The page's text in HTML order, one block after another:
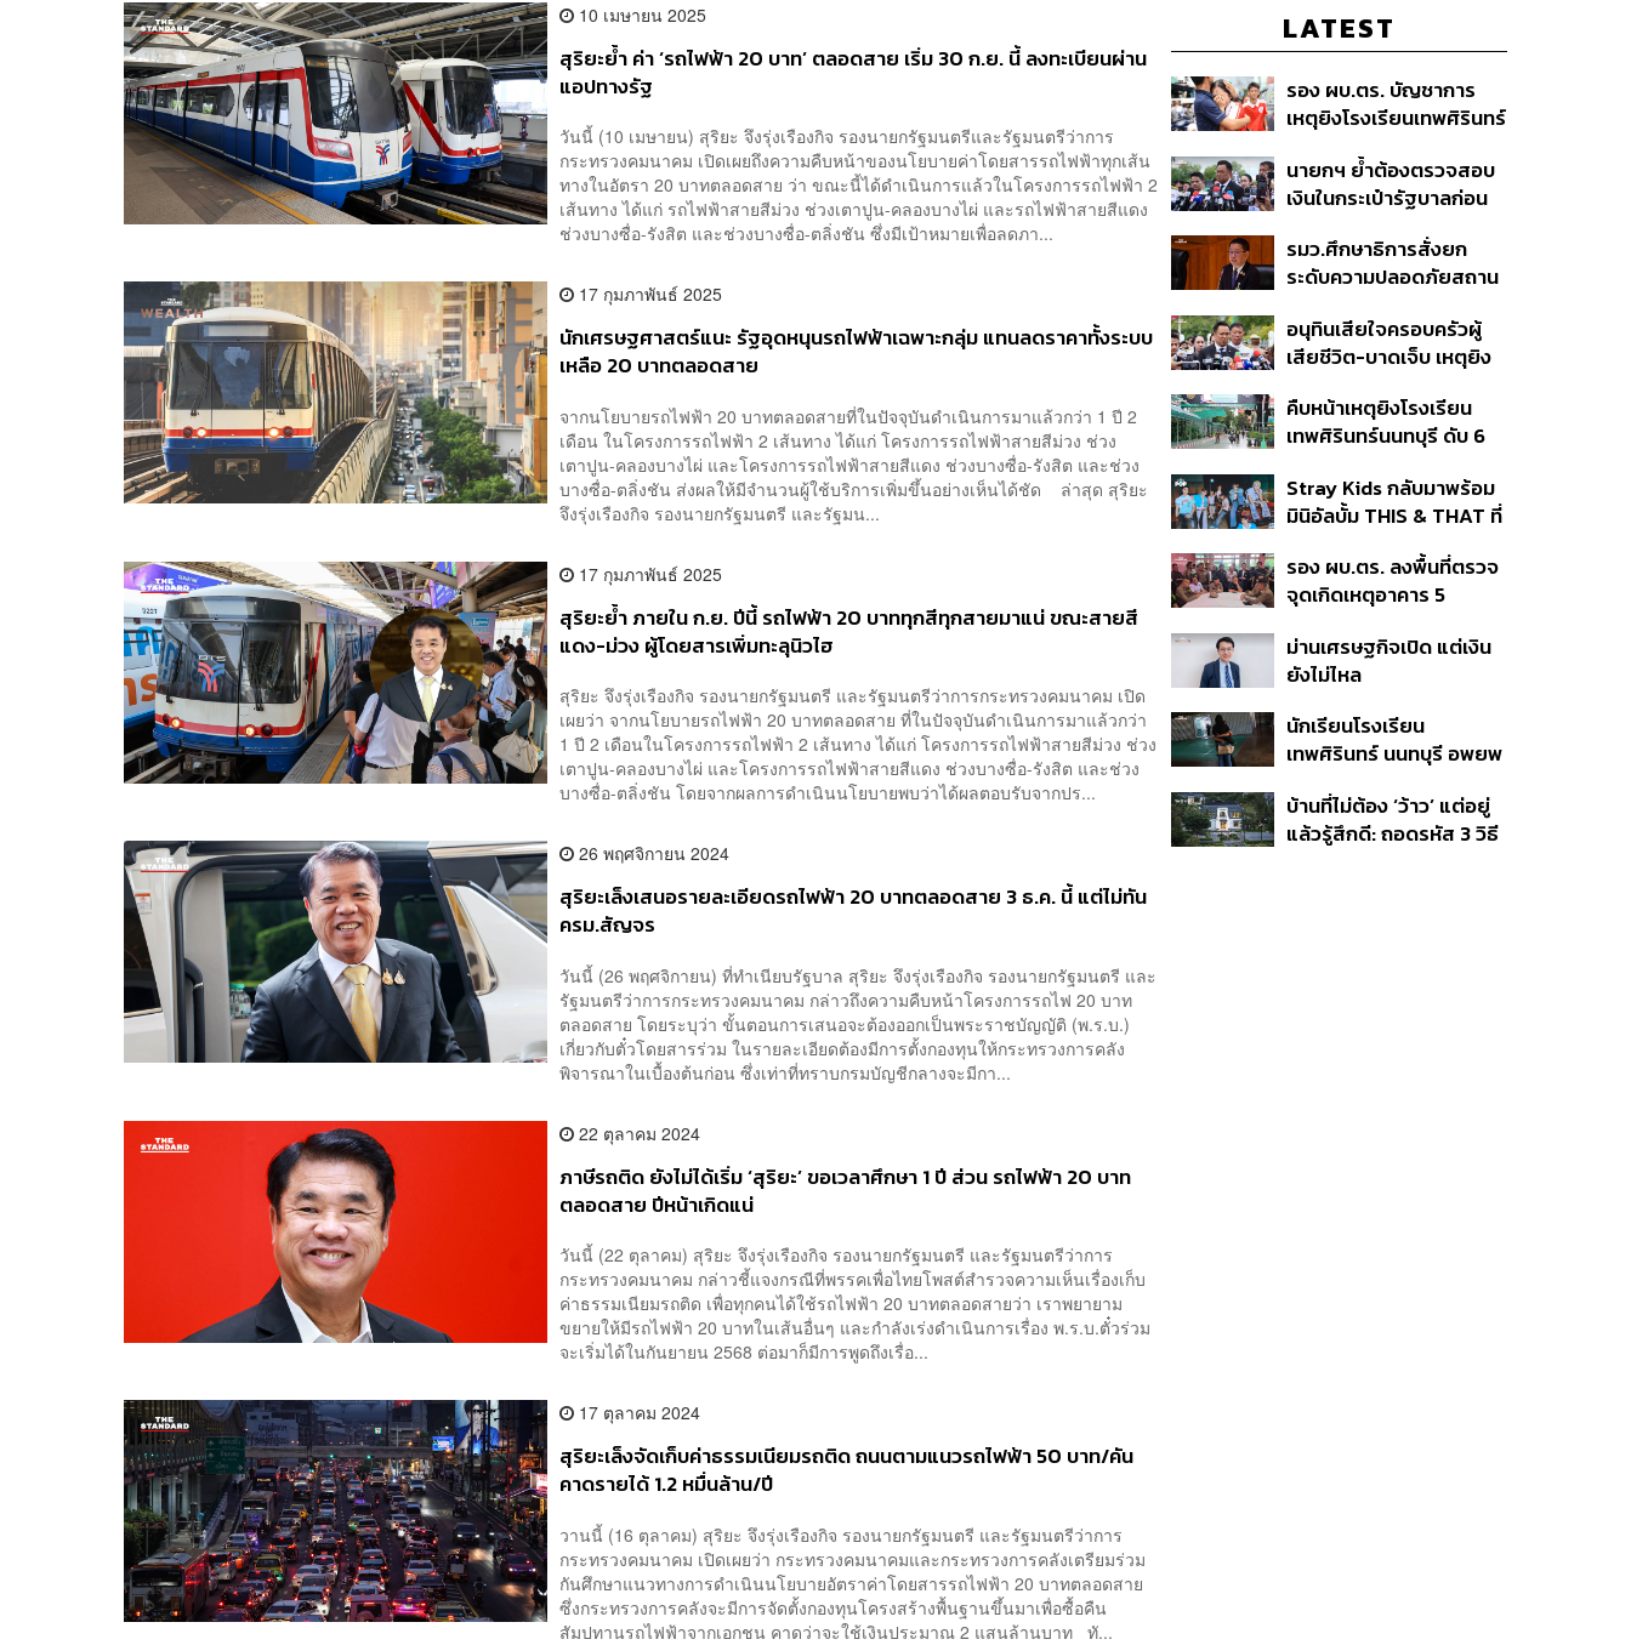
10 เมษายน 2025
สุริยะย้ำ ค่า ‘รถไฟฟ้า 20 บาท’ ตลอดสาย เริ่ม 30 ก.ย. นี้ ลงทะเบียนผ่าน
แอปทางรัฐ
วันนี้ (10 เมษายน) สุริยะ จึงรุ่งเรืองกิจ รองนายกรัฐมนตรีและรัฐมนตรีว่าการ
กระทรวงคมนาคม เปิดเผยถึงความคืบหน้าของนโยบายค่าโดยสารรถไฟฟ้าทุกเส้น
ทางในอัตรา 20 บาทตลอดสาย ว่า ขณะนี้ได้ดำเนินการแล้วในโครงการรถไฟฟ้า 2
เส้นทาง ได้แก่ รถไฟฟ้าสายสีม่วง ช่วงเตาปูน-คลองบางไผ่ และรถไฟฟ้าสายสีแดง
ช่วงบางซื่อ-รังสิต และช่วงบางซื่อ-ตลิ่งชัน ซึ่งมีเป้าหมายเพื่อลดภา...
17 กุมภาพันธ์ 2025
นักเศรษฐศาสตร์แนะ รัฐอุดหนุนรถไฟฟ้าเฉพาะกลุ่ม แทนลดราคาทั้งระบบ
เหลือ 20 บาทตลอดสาย
จากนโยบายรถไฟฟ้า 20 บาทตลอดสายที่ในปัจจุบันดำเนินการมาแล้วกว่า 1 ปี 2
เดือน ในโครงการรถไฟฟ้า 2 เส้นทาง ได้แก่ โครงการรถไฟฟ้าสายสีม่วง ช่วง
เตาปูน-คลองบางไผ่ และโครงการรถไฟฟ้าสายสีแดง ช่วงบางซื่อ-รังสิต และช่วง
บางซื่อ-ตลิ่งชัน ส่งผลให้มีจำนวนผู้ใช้บริการเพิ่มขึ้นอย่างเห็นได้ชัด ล่าสุด สุริยะ
จึงรุ่งเรืองกิจ รองนายกรัฐมนตรี และรัฐมน...
17 กุมภาพันธ์ 2025
สุริยะย้ำ ภายใน ก.ย. ปีนี้ รถไฟฟ้า 20 บาททุกสีทุกสายมาแน่ ขณะสายสี
แดง-ม่วง ผู้โดยสารเพิ่มทะลุนิวไฮ
สุริยะ จึงรุ่งเรืองกิจ รองนายกรัฐมนตรี และรัฐมนตรีว่าการกระทรวงคมนาคม เปิด
เผยว่า จากนโยบายรถไฟฟ้า 20 บาทตลอดสาย ที่ในปัจจุบันดำเนินการมาแล้วกว่า
1 ปี 2 เดือนในโครงการรถไฟฟ้า 2 เส้นทาง ได้แก่ โครงการรถไฟฟ้าสายสีม่วง ช่วง
เตาปูน-คลองบางไผ่ และโครงการรถไฟฟ้าสายสีแดง ช่วงบางซื่อ-รังสิต และช่วง
บางซื่อ-ตลิ่งชัน โดยจากผลการดำเนินนโยบายพบว่าได้ผลตอบรับจากปร...
26 พฤศจิกายน 2024
สุริยะเล็งเสนอรายละเอียดรถไฟฟ้า 20 บาทตลอดสาย 3 ธ.ค. นี้ แต่ไม่ทัน
ครม.สัญจร
วันนี้ (26 พฤศจิกายน) ที่ทำเนียบรัฐบาล สุริยะ​ จึงรุ่งเรืองกิจ รองนายกรัฐมนตรี และ
รัฐมนตรีว่าการกระทรวงคมนาคม กล่าวถึงความคืบหน้าโครงการรถไฟ 20 บาท
ตลอดสาย​ โดยระบุ​ว่า ขั้นตอนการเสนอจะต้องออกเป็นพระราชบัญญัติ​ (พ.ร.บ.)
เกี่ยวกับ​ตั๋วโดยสารร่วม​ ในรายละเอียดต้องมีการตั้งกองทุนให้กระทรวงการคลัง
พิจารณาในเบื้องต้นก่อน ซึ่งเท่าที่ทราบกรมบัญชีกลาง​จะมีกา...
22 ตุลาคม 2024
ภาษีรถติด ยังไม่ได้เริ่ม ‘สุริยะ’ ขอเวลาศึกษา​ 1 ปี​ ส่วน ​รถไฟฟ้า 20 บาท
ตลอดสาย​ ปีหน้า​เกิดแน่​
วันนี้ (22 ตุลาคม) สุริยะ จึงรุ่งเรืองกิจ รองนายกรัฐมนตรี และรัฐมนตรีว่าการ
กระทรวงคมนาคม กล่าวชี้แจงกรณีที่พรรคเพื่อไทย​โพสต์​สำรวจความเห็นเรื่องเก็บ
ค่าธรรมเนียมรถติด เพื่อทุกคนได้ใช้รถไฟฟ้า​ 20​ บาทตลอดสาย​ว่า​ เราพยายาม
ขยายให้มีรถไฟฟ้า 20 บาทในเส้นอื่นๆ​ และกำลังเร่งดำเนินการเรื่อง​ พ.ร.บ.ตั๋วร่วม
จะเริ่มได้ในกันยายน 2568​ ต่อมาก็มีการพูดถึงเรื่อ...
17 ตุลาคม 2024
สุริยะเล็งจัดเก็บค่าธรรมเนียมรถติด ถนนตามแนวรถไฟฟ้า 50 บาท/คัน
คาดรายได้ 1.2 หมื่นล้าน/ปี
วานนี้ (16 ตุลาคม) สุริยะ จึงรุ่งเรืองกิจ รองนายกรัฐมนตรี และรัฐมนตรีว่าการ
กระทรวงคมนาคม เปิดเผยว่า กระทรวงคมนาคมและกระทรวงการคลังเตรียมร่วม
กันศึกษาแนวทางการดำเนินนโยบายอัตราค่าโดยสารรถไฟฟ้า 20 บาทตลอดสาย
ซึ่งกระทรวงการคลังจะมีการจัดตั้งกองทุนโครงสร้างพื้นฐานขึ้นมาเพื่อซื้อคืน
สัมปทานรถไฟฟ้าจากเอกชน คาดว่าจะใช้เงินประมาณ 2 แสนล้านบาท ทั...
LATEST
รอง ผบ.ตร. บัญชาการ
เหตุยิงโรงเรียนเทพศิรินทร์
ยืนยันไร้คนติดค้าง พบศพ
ปู่-ย่าที่บ้านพักผู้ก่อเหตุ
นายกฯ ย้ำต้องตรวจสอบ
เงินในกระเป๋ารัฐบาลก่อน
เฟส 2 หรือปรับเกณฑ์
50:50 ยันเงินคงคลัง
รมว.ศึกษาธิการสั่งยก
ระดับความปลอดภัยสถาน
แชร์เพื่อระงับพฤติกรรม
เลียนแบบ หลังเหตุยิงใน
อนุทินเสียใจครอบครัวผู้
เสียชีวิต-บาดเจ็บ เหตุยิง
เดินหน้าแก้ กม.คุมอาวุธปืน
ชี้ผู้ปกครองต้องร่วมรับผิด
คืบหน้าเหตุยิงโรงเรียน
เทพศิรินทร์นนทบุรี ดับ 6
ขโมยปืนปู่ก่อเหตุ
Stray Kids กลับมาพร้อม
มินิอัลบั้ม THIS & THAT ที่
หลากหลายของวง
รอง ผบ.ตร. ลงพื้นที่ตรวจ
จุดเกิดเหตุอาคาร 5
ม่านเศรษฐกิจเปิด แต่เงิน
ยังไม่ไหล
นักเรียนโรงเรียน
เทพศิรินทร์ นนทบุรี อพยพ
ชั่วคราว หลังเหตุใช้อาวุธ
ปืนภายในโรงเรียน
บ้านที่ไม่ต้อง ‘ว้าว’ แต่อยู่
แล้วรู้สึกดี: ถอดรหัส 3 วิธี